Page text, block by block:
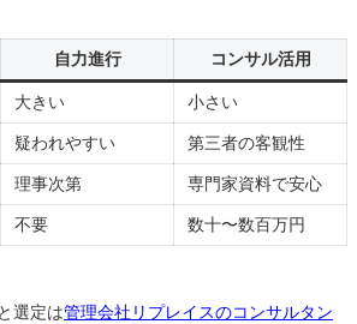
自力進行 コンサル活用
大きい 小さい
疑われやすい 第三者の客観性
理事次第 専門家資料で安心
不要 数十〜数百万円
選定は管理会社リプレイスのコンサルタン